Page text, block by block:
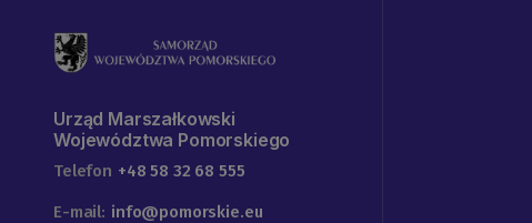
Urząd Marszałkowski
Województwa Pomorskiego
Telefon +48 58 32 68 555
E-mail: info@pomorskie.eu